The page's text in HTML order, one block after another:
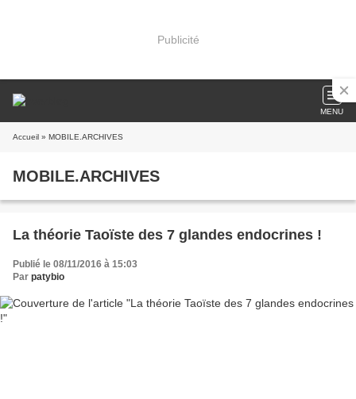
Publicité
MENU
Accueil » MOBILE.ARCHIVES
MOBILE.ARCHIVES
La théorie Taoïste des 7 glandes endocrines !
Publié le 08/11/2016 à 15:03
Par patybio